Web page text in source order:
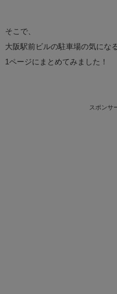
そこで、
大阪駅前ビルの駐車場の気にな
1ページにまとめてみました！
スポンサ